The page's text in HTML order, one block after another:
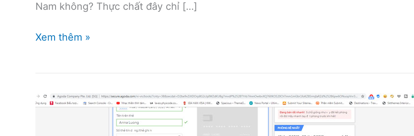
Nam không? Thực chất đây chỉ […]
Hóa
|
Xem thêm »